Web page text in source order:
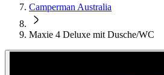
Camperman Australia
Maxie 4 Deluxe mit Dusche/WC